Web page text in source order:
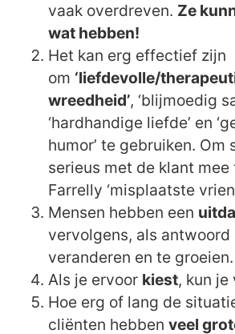
vaak overdreven. Ze
wat hebben!
Het kan erg effectief zijn
om ‘liefdevolle/
wreedheid’, ‘blijmoedig
‘hardhandige liefde’ en
humor’ te gebruiken. Om
serieus met de klant mee
Farrelly ‘misplaatste
Mensen hebben een
vervolgens, als antwoord
veranderen en te groeien.
Als je ervoor kiest, kun je
Hoe erg of lang de
cliënten hebben veel